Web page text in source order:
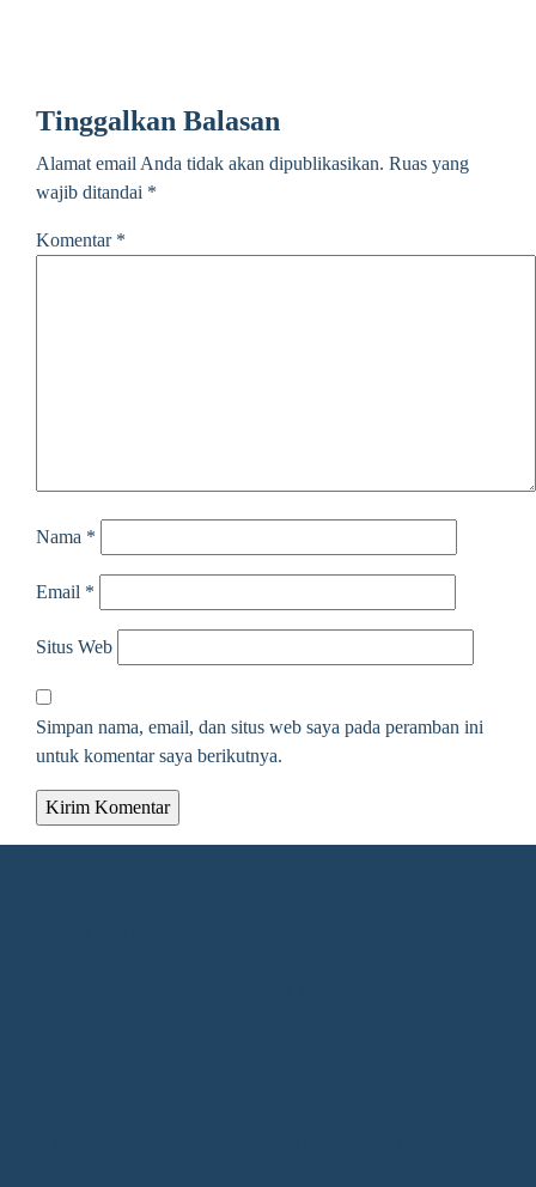
Tinggalkan Balasan
Alamat email Anda tidak akan dipublikasikan. Ruas yang
wajib ditandai *
Komentar *
Nama *
Email *
Situs Web
Simpan nama, email, dan situs web saya pada peramban ini
untuk komentar saya berikutnya.